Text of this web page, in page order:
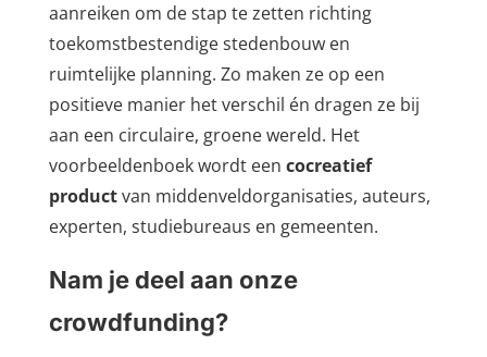
aanreiken om de stap te zetten richting
toekomstbestendige stedenbouw en
ruimtelijke planning. Zo maken ze op een
positieve manier het verschil én dragen ze bij
aan een circulaire, groene wereld. Het
voorbeeldenboek wordt een cocreatief
productvan middenveldorganisaties, auteurs,
experten, studiebureaus en gemeenten.
Nam je deel aan onze
crowdfunding?